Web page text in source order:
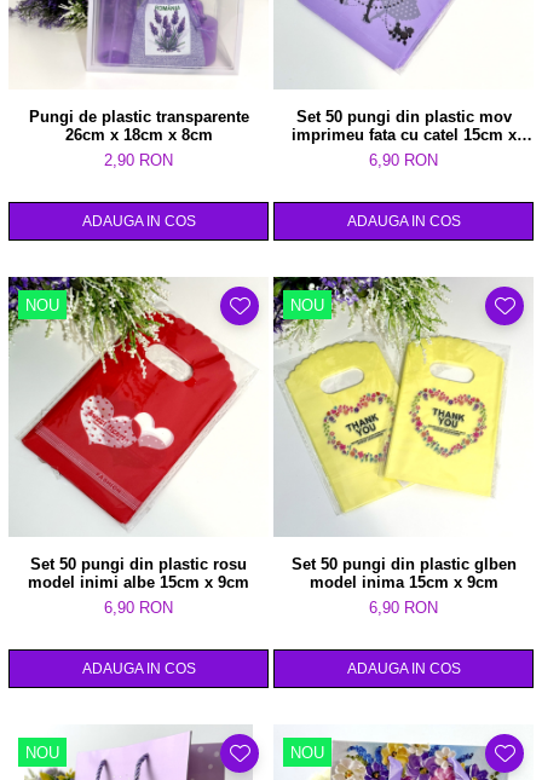
Pungi de plastic transparente
26cm x 18cm x 8cm
2,90 RON
ADAUGA IN COS
Set 50 pungi din plastic mov
imprimeu fata cu catel 15cm x
9cm
6,90 RON
ADAUGA IN COS
NOU
Set 50 pungi din plastic rosu
model inimi albe 15cm x 9cm
6,90 RON
ADAUGA IN COS
NOU
Set 50 pungi din plastic glben
model inima 15cm x 9cm
6,90 RON
ADAUGA IN COS
NOU NOU